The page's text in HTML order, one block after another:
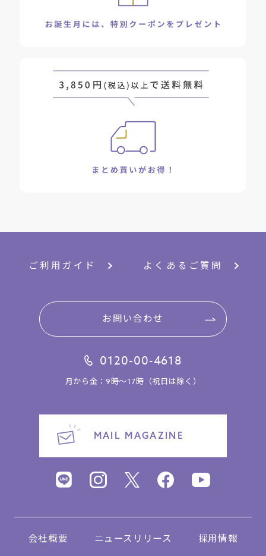
ご利用ガイド よくあるご質問
お問い合わせ
0120-00-4618
月から金：9時～17時（祝日は除く）
MAIL MAGAZINE
会社概要 ニュースリリース 採用情報